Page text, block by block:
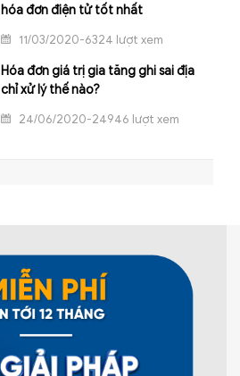
hóa đơn điện tử tốt nhất
11/03/2020-6324 lượt xem
Hóa đơn giá trị gia tăng ghi sai địa
chỉ xử lý thế nào?
24/06/2020-24946 lượt xem